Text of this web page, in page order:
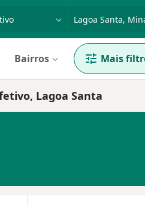
Bairros Mais
Lagoa Santa